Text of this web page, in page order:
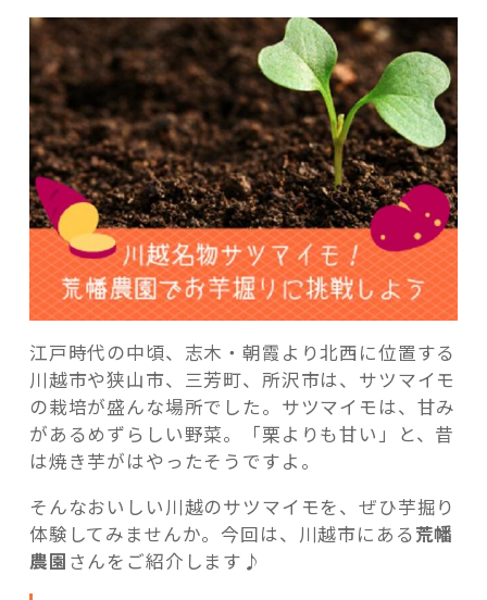
江戸時代の中頃、志木・朝霞より北西に位置する
川越市や狭山市、三芳町、所沢市は、サツマイモ
の栽培が盛んな場所でした。サツマイモは、甘み
があるめずらしい野菜。「栗よりも甘い」と、昔
は焼き芋がはやったそうですよ。
そんなおいしい川越のサツマイモを、ぜひ芋掘り
体験してみませんか。今回は、川越市にある荒幡
農園 さんをご紹介します♪